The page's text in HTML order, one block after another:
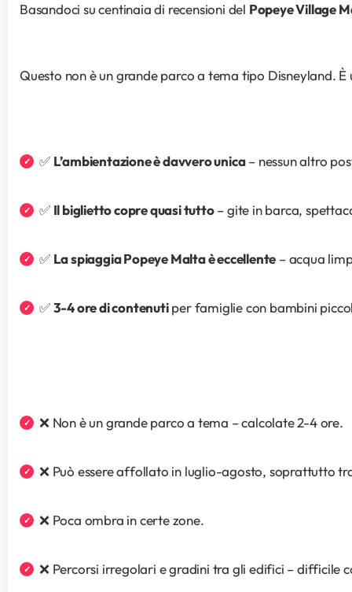
Basandoci su centinaia di recensioni del Popeye Village
Questo non è un grande parco a tema tipo Disneyland.
✅ L’ambientazione è davvero unica – nessun altro
✅ Il biglietto copre quasi tutto – gite in barca,
✅ La spiaggia Popeye Malta è eccellente – acqua
✅ 3-4 ore di contenuti per famiglie con bambini
❌ Non è un grande parco a tema – calcolate 2-4 ore.
❌ Può essere affollato in luglio-agosto, soprattutto tra
❌ Poca ombra in certe zone.
❌ Percorsi irregolari e gradini tra gli edifici – difficile